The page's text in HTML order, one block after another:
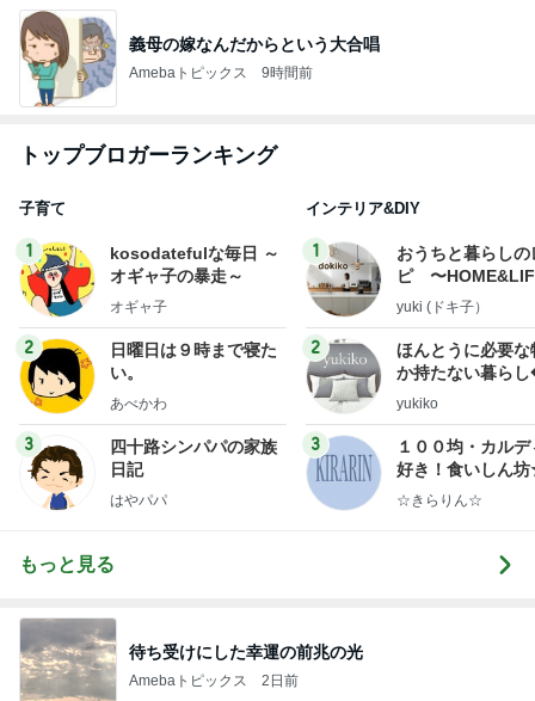
義母の嫁なんだからという大合唱
Amebaトピックス 9時間前
トップブロガーランキング
子育て
1
kosodatefulな毎日 ～
オギャ子の暴走～
オギャ子
2
日曜日は９時まで寝た
い。
あべかわ
3
四十路シンパパの家族
日記
はやパパ
インテリア&DIY
1
おうちと暮らしの
ピ 〜
yuki (ドキ子）
2
ほんとうに必要な
か持たない暮ら
ep Life Simple◆
yukiko
3
１００均・カルデ
好き！食いしん
らりん☆のブログ
☆きらりん☆
もっと見る
待ち受けにした幸運の前兆の光
Amebaトピックス 2日前